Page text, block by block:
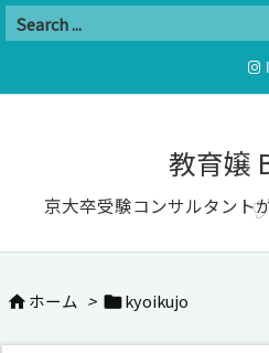
教育嬢
京大卒受験コンサルタント
 ホーム > kyoikujo